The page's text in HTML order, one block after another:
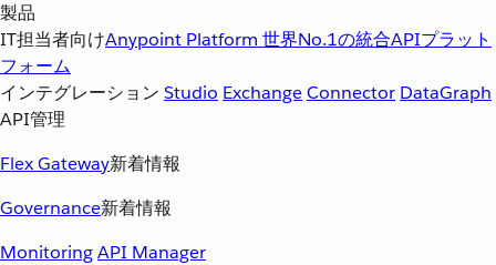
製品
IT担当者向けAnypoint Platform 世界No.1の統合APIプラット
フォーム
インテグレーション Studio ExchangeConnector DataGraph
API管理
Flex Gateway新着情報
Governance新着情報
MonitoringAPI Manager